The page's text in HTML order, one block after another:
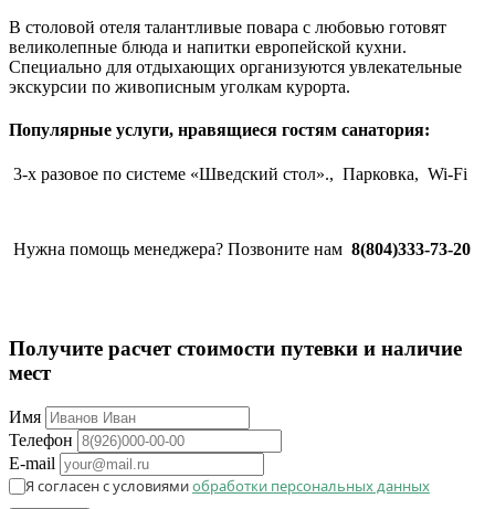
В столовой отеля талантливые повара с любовью готовят
великолепные блюда и напитки европейской кухни.
Специально для отдыхающих организуются увлекательные
экскурсии по живописным уголкам курорта.
Популярные услуги, нравящиеся гостям санатория:
3-х разовое по системе «Шведский стол»., Парковка, Wi-Fi
Нужна помощь менеджера? Позвоните нам 8(804)333-73-20
Получите расчет стоимости путевки и наличие
мест
Имя
Телефон
E-mail
Я согласен с условиямиобработки персональных данных